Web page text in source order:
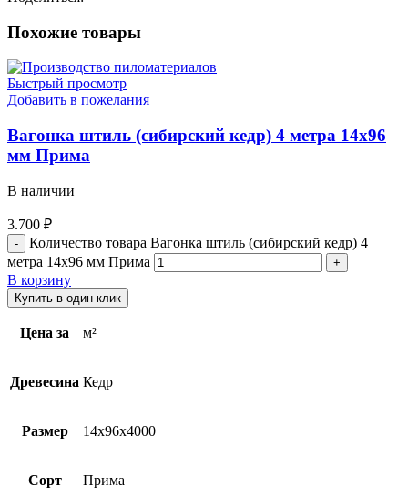
Похожие товары
Быстрый просмотр
Добавить в пожелания
Вагонка штиль (сибирский кедр) 4 метра 14х96
мм Прима
В наличии
3.700 ₽
Количество товара Вагонка штиль (сибирский кедр) 4
метра 14х96 мм Прима
В корзину
Купить в один клик
Цена за м²
Древесина Кедр
Размер 14х96х4000
Сорт Прима